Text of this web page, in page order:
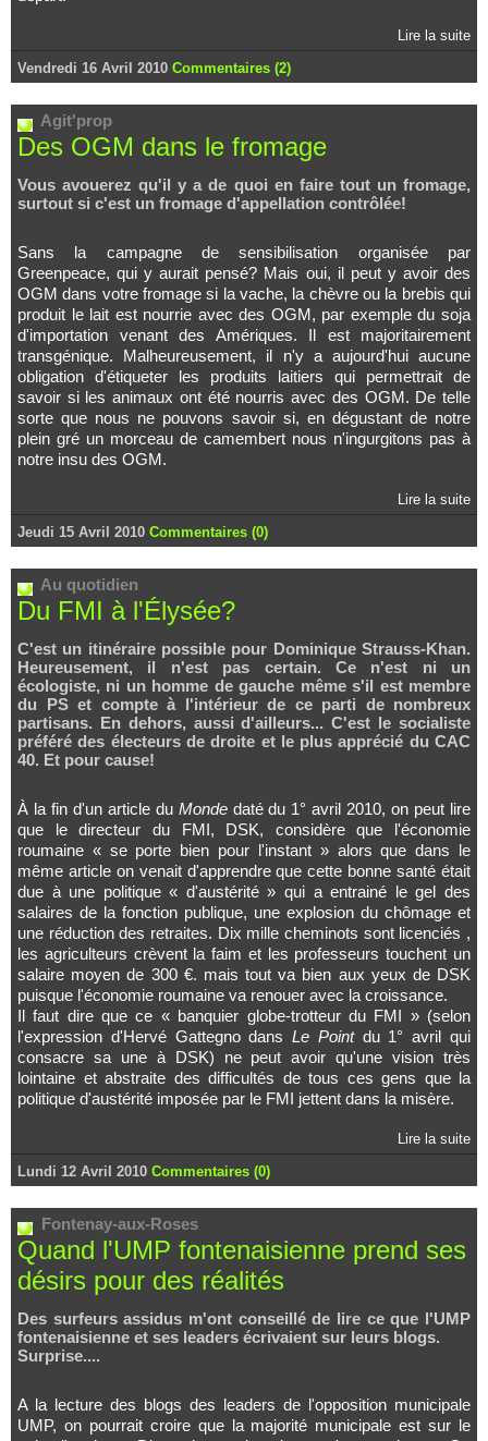
Lire la suite
Vendredi 16 Avril 2010 Commentaires (2)
Agit'prop
Des OGM dans le fromage
Vous avouerez qu'il y a de quoi en faire tout un fromage,
surtout si c'est un fromage d'appellation contrôlée!
Sans la campagne de sensibilisation organisée par
Greenpeace, qui y aurait pensé? Mais oui, il peut y avoir des
OGM dans votre fromage si la vache, la chèvre ou la brebis qui
produit le lait est nourrie avec des OGM, par exemple du soja
d'importation venant des Amériques. Il est majoritairement
transgénique. Malheureusement, il n'y a aujourd'hui aucune
obligation d'étiqueter les produits laitiers qui permettrait de
savoir si les animaux ont été nourris avec des OGM. De telle
sorte que nous ne pouvons savoir si, en dégustant de notre
plein gré un morceau de camembert nous n'ingurgitons pas à
notre insu des OGM.
Lire la suite
Jeudi 15 Avril 2010 Commentaires (0)
Au quotidien
Du FMI à l'Élysée?
C'est un itinéraire possible pour Dominique Strauss-Khan.
Heureusement, il n'est pas certain. Ce n'est ni un
écologiste, ni un homme de gauche même s'il est membre
du PS et compte à l'intérieur de ce parti de nombreux
partisans. En dehors, aussi d'ailleurs... C'est le socialiste
préféré des électeurs de droite et le plus apprécié du CAC
40. Et pour cause!
À la fin d'un article du Mondedaté du 1° avril 2010, on peut lire
que le directeur du FMI, DSK, considère que l'économie
roumaine « se porte bien pour l'instant » alors que dans le
même article on venait d'apprendre que cette bonne santé était
due à une politique « d'austérité » qui a entrainé le gel des
salaires de la fonction publique, une explosion du chômage et
une réduction des retraites. Dix mille cheminots sont licenciés ,
les agriculteurs crèvent la faim et les professeurs touchent un
salaire moyen de 300 €. mais tout va bien aux yeux de DSK
puisque l'économie roumaine va renouer avec la croissance.
Il faut dire que ce « banquier globe-trotteur du FMI » (selon
l'expression d'Hervé Gattegno dansLe Point du 1° avril qui
consacre sa une à DSK) ne peut avoir qu'une vision très
lointaine et abstraite des difficultés de tous ces gens que la
politique d'austérité imposée par le FMI jettent dans la misère.
Lire la suite
Lundi 12 Avril 2010 Commentaires (0)
Fontenay-aux-Roses
Quand l'UMP fontenaisienne prend ses
désirs pour des réalités
Des surfeurs assidus m'ont conseillé de lire ce que l'UMP
fontenaisienne et ses leaders écrivaient sur leurs blogs.
Surprise....
A la lecture des blogs des leaders de l'opposition municipale
UMP, on pourrait croire que la majorité municipale est sur le